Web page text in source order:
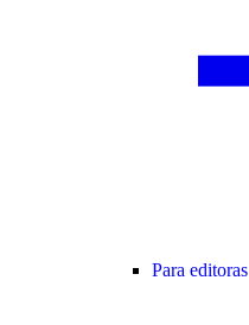
Para editoras